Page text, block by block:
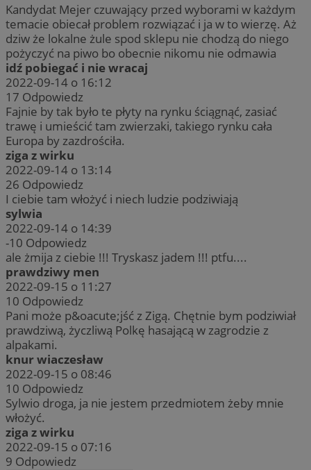
Kandydat Mejer czuwający przed wyborami w każdym
temacie obiecał problem rozwiązać i ja w to wierzę. Aż
dziw że lokalne żule spod sklepu nie chodzą do niego
pożyczyć na piwo bo obecnie nikomu nie odmawia
idź pobiegać i nie wracaj
2022-09-14 o 16:12
17 Odpowiedz
Fajnie by tak było te płyty na rynku ściągnąć, zasiać
trawę i umieścić tam zwierzaki, takiego rynku cała
Europa by zazdrościła.
ziga z wirku
2022-09-14 o 13:14
26 Odpowiedz
I ciebie tam włożyć i niech ludzie podziwiają
sylwia
2022-09-14 o 14:39
-10 Odpowiedz
ale żmija z ciebie !!! Tryskasz jadem !!! ptfu....
prawdziwy men
2022-09-15 o 11:27
10 Odpowiedz
Pani może p&oacute;jść z Zigą. Chętnie bym podziwiał
prawdziwą, życzliwą Polkę hasającą w zagrodzie z
alpakami.
knur wiaczesław
2022-09-15 o 08:46
10 Odpowiedz
Sylwio droga, ja nie jestem przedmiotem żeby mnie
włożyć.
ziga z wirku
2022-09-15 o 07:16
9 Odpowiedz